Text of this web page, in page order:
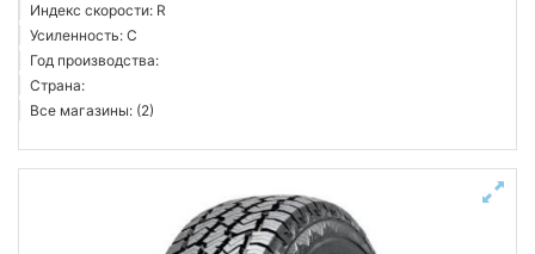
Индекс скорости: R
Усиленность: C
Год производства:
Страна:
Все магазины: (2)